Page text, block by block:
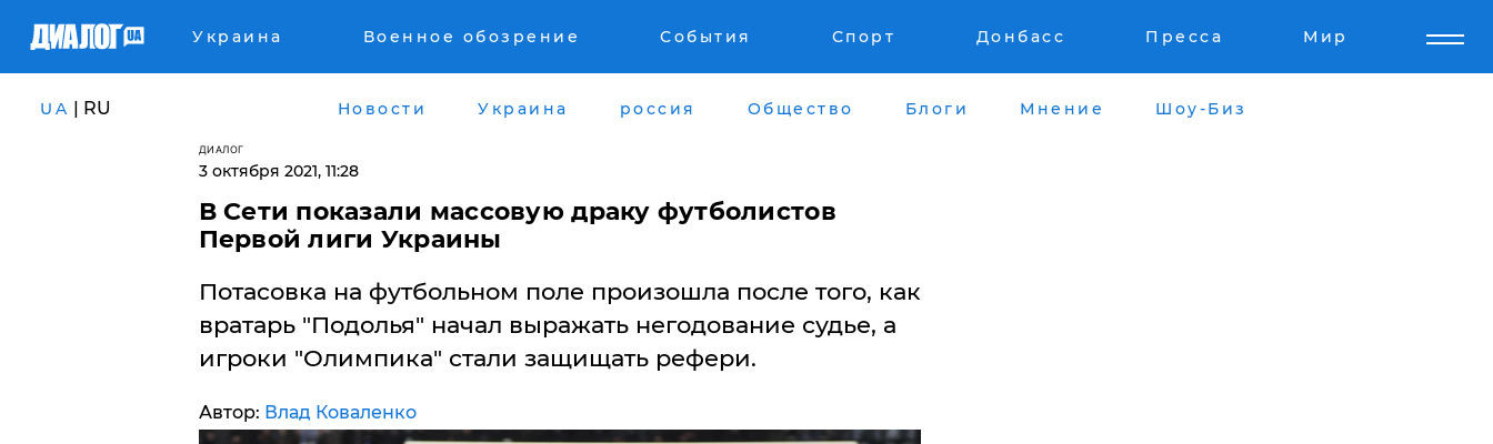
Украина Военное обозрение События Спорт Донбасс Пресса Мир
UA | RU Новости Украина россия Общество Блоги Мнение Шоу-Биз
ДИАЛОГ
3 октября 2021, 11:28
В Сети показали массовую драку футболистов
Первой лиги Украины
Потасовка на футбольном поле произошла после того, как
вратарь "Подолья" начал выражать негодование судье, а
игроки "Олимпика" стали защищать рефери.
Автор: Влад Коваленко